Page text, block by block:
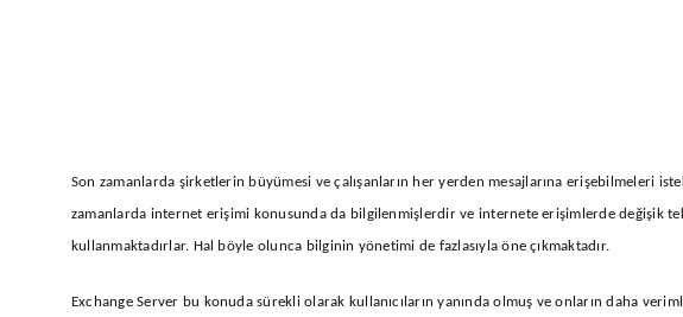
Son zamanlarda şirketlerin büyümesi ve çalışanların her yerden mesajlarına erişebilmeleri
zamanlarda internet erişimi konusunda da bilgilenmişlerdir ve internete erişimlerde değişik
kullanmaktadırlar. Hal böyle olunca bilginin yönetimi de fazlasıyla öne çıkmaktadır.
Exchange Server bu konuda sürekli olarak kullanıcıların yanında olmuş ve onların daha